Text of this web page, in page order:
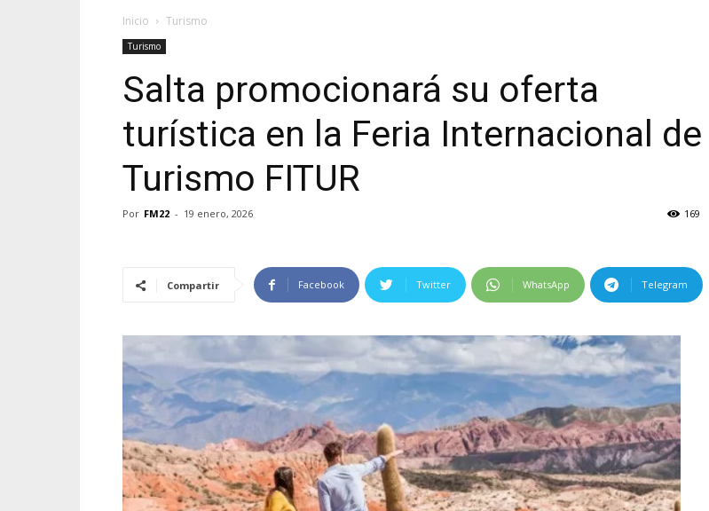
Inicio Turismo
Turismo
Salta promocionará su oferta
turística en la Feria Internacional de
Turismo FITUR
Por FM22 - 19 enero, 2026 169
Compartir Facebook Twitter WhatsApp Telegram